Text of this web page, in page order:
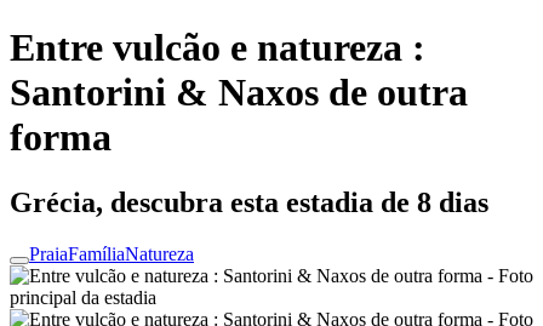
Entre vulcão e natureza :
Santorini & Naxos de outra
forma
Grécia, descubra esta estadia de 8 dias
PraiaFamíliaNatureza